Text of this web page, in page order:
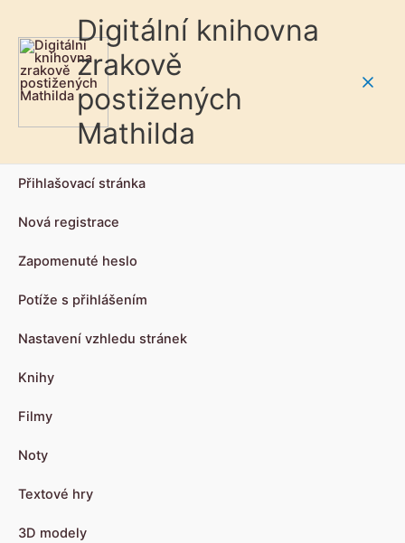
Digitální knihovna
zrakově
postižených
Mathilda
Přihlašovací stránka
Nová registrace
Zapomenuté heslo
Potíže s přihlášením
Nastavení vzhledu stránek
Knihy
Filmy
Noty
Textové hry
3D modely